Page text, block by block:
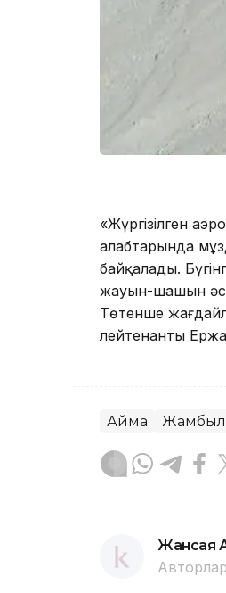
«Жүргізілген
алабтарында
байқалады.
жауын-шашын
Төтенше
лейтенанты
Аймақ Жамбыл
Жансая
Авторлар